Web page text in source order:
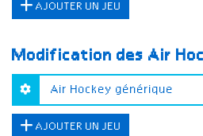
AJOUTER UN JEU
Modification des Air
AJOUTER UN JEU